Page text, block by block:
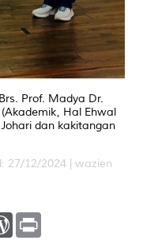
Prof. Madya Dr.
Hal Ehwal
dan kakitangan
27/12/2024 | wazien
W